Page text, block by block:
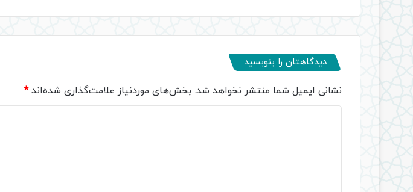
دیدگاهتان را بنویسید
نشانی ایمیل شما منتشر نخواهد شد. بخش‌های موردنیاز علامت‌گذاری شده‌اند*